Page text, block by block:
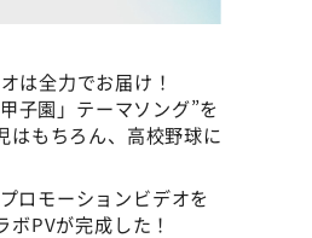
は全力でお届け！
子園」テーマソング”を
もちろん、高校野球に
ロモーションビデオを
PVが完成した！